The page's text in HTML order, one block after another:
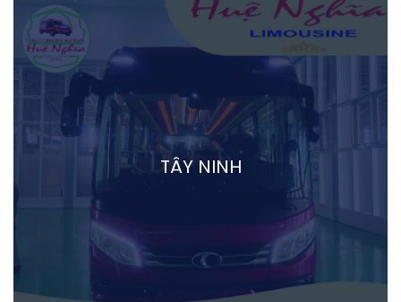
TÂY NINH